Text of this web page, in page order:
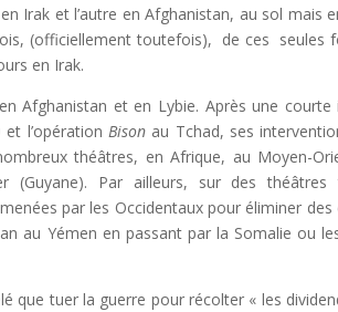
Irak et l’autre en Afghanistan, au sol mais
(officiellement toutefois), de ces seules
en Irak.
Afghanistan et en Lybie. Après une
l’opération Bison au Tchad, ses
théâtres, en Afrique, au Moyen-
(Guyane). Par ailleurs, sur des théâtres
par les Occidentaux pour éliminer
au Yémen en passant par la Somalie ou
que tuer la guerre pour récolter « les